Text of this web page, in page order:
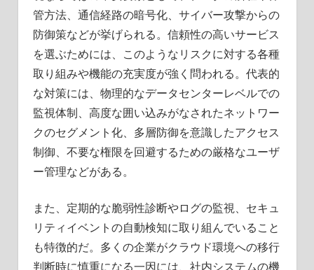
管方法、通信経路の暗号化、サイバー攻撃からの
防御策などが挙げられる。信頼性の高いサービス
を選ぶためには、このようなリスクに対する各種
取り組みや機能の充実度が強く問われる。代表的
な対策には、物理的なデータセンターレベルでの
監視体制、高度な囲い込みがなされたネットワー
クのセグメント化、多層防御を意識したアクセス
制御、不要な権限を回避するための厳格なユーザ
ー管理などがある。
また、定期的な脆弱性診断やログの監視、セキュ
リティイベントの自動検知に取り組んでいること
も特徴的だ。多くの企業がクラウド環境への移行
判断時に慎重になる一因には、社内システムの機